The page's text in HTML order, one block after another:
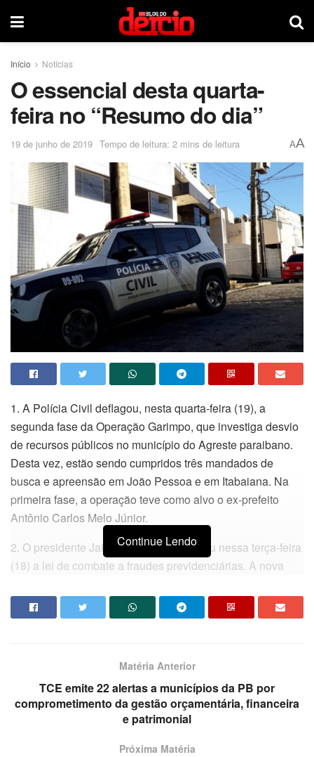
Início Notícias
O essencial desta quarta-
feira no “Resumo do dia”
19 de junho de 2019 Tempo de leitura: 2 mins de leitura AA
1. A Polícia Civil deflagou, nesta quarta-feira (19), a
segunda fase da Operação Garimpo, que investiga desvio
de recursos públicos no município do Agreste paraibano.
Desta vez, estão sendo cumpridos três mandados de
busca e apreensão em João Pessoa e em Itabaiana. Na
primeira fase, a operação teve como alvo o ex-prefeito
Antônio Carlos Melo Júnior.
2. O presidente Jair Bolsonaro sancionou nessa terça-feira
(18) a lei de combate a fraudes previdenciárias. A nova
pelo Congresso Nacional no último dia 3. Entre as
medidas, o texto cria um programa de revisão de
Nacional do Seguro Social (INSS) para cada processo
analisado fora do horário de trabalho.
Continue Lendo
Matéria Anterior
TCE emite 22 alertas a municípios da PB por
comprometimento da gestão orçamentária, financeira
e patrimonial
Próxima Matéria